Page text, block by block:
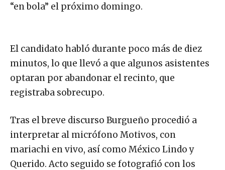
“en bola” el próximo domingo.
El candidato habló durante poco más de diez
minutos, lo que llevó a que algunos asistentes
optaran por abandonar el recinto, que
registraba sobrecupo.
Tras el breve discurso Burgueño procedió a
interpretar al micrófono Motivos, con
mariachi en vivo, así como México Lindo y
Querido. Acto seguido se fotografió con los